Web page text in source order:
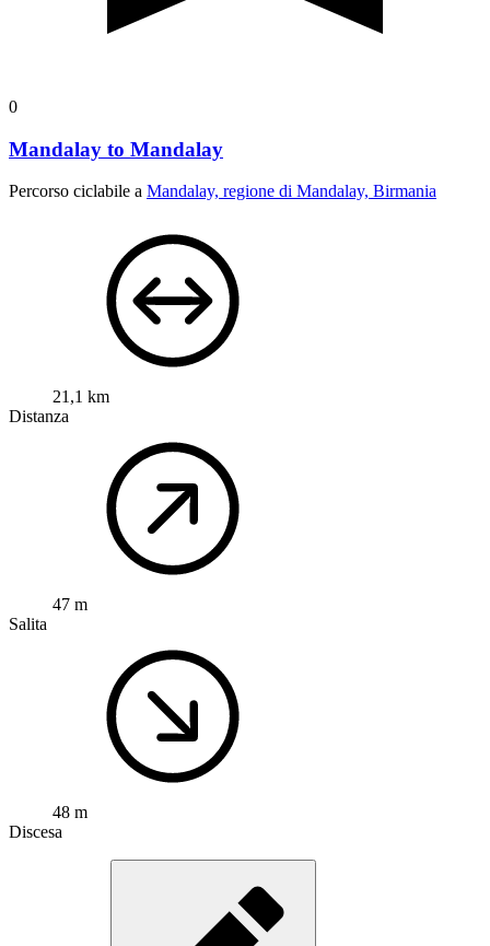
0
Mandalay to Mandalay
Percorso ciclabile a Mandalay, regione di Mandalay, Birmania
21,1 km
Distanza
47 m
Salita
48 m
Discesa